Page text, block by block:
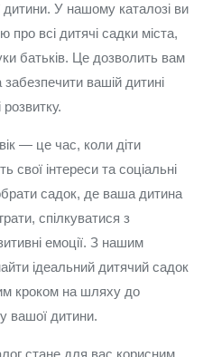
У нашому каталозі ви
про всі дитячі садки міста,
батьків. Це дозволить вам
вашій дитині
— це час, коли діти
свої інтереси та соціальні
садок, де ваша дитина
спілкуватися з
емоції. З нашим
ідеальний дитячий садок
кроком на шляху до
вашої дитини.
стане для вас корисним